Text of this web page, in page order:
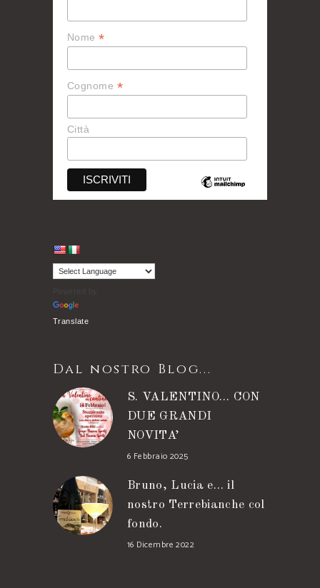
Nome*
Cognome *
Città
Translate
Dal nostro Blog...
S. VALENTINO… CON
DUE GRANDI
NOVITA’
6 Febbraio 2025
Bruno, Lucia e… il
nostro Terrebianche col
fondo.
16 Dicembre 2022